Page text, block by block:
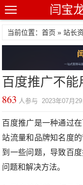
闫宝
当前位置：首页 »站长
百度推广不能
863 人参与 2023年07月
百度推广是一种通过
站流量和品牌知名度
到一些问题，导致百
问题和解决方法。